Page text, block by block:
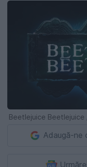
Beetlejuice
Adaugă-ne